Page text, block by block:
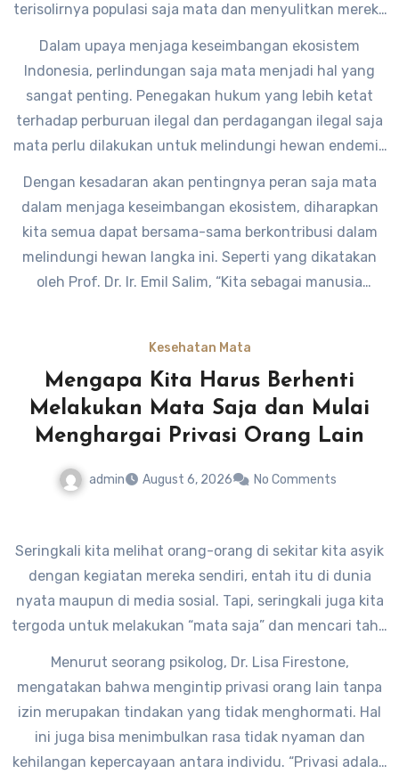
terisolirnya populasi saja mata dan menyulitkan mereka
Dalam upaya menjaga keseimbangan ekosistem
Indonesia, perlindungan saja mata menjadi hal yang
sangat penting. Penegakan hukum yang lebih ketat
terhadap perburuan ilegal dan perdagangan ilegal saja
mata perlu dilakukan untuk melindungi hewan endemik
Dengan kesadaran akan pentingnya peran saja mata
dalam menjaga keseimbangan ekosistem, diharapkan
kita semua dapat bersama-sama berkontribusi dalam
melindungi hewan langka ini. Seperti yang dikatakan
oleh Prof. Dr. Ir. Emil Salim, “Kita sebagai manusia
termasuk saja mata.” Semoga saja mata tetap bisa
berkembang biak dan berperan penting dalam menjaga
kelestarian alam Indonesia.
Kesehatan Mata
Mengapa Kita Harus Berhenti
Melakukan Mata Saja dan Mulai
Menghargai Privasi Orang Lain
admin August 6, 2026 No Comments
Seringkali kita melihat orang-orang di sekitar kita asyik
dengan kegiatan mereka sendiri, entah itu di dunia
nyata maupun di media sosial. Tapi, seringkali juga kita
tergoda untuk melakukan “mata saja” dan mencari tahu
Mengapa kita harus berhenti melakukan mata saja dan
mulai menghargai privasi orang lain?
Menurut seorang psikolog, Dr. Lisa Firestone,
mengatakan bahwa mengintip privasi orang lain tanpa
izin merupakan tindakan yang tidak menghormati. Hal
ini juga bisa menimbulkan rasa tidak nyaman dan
kehilangan kepercayaan antara individu. “Privasi adalah